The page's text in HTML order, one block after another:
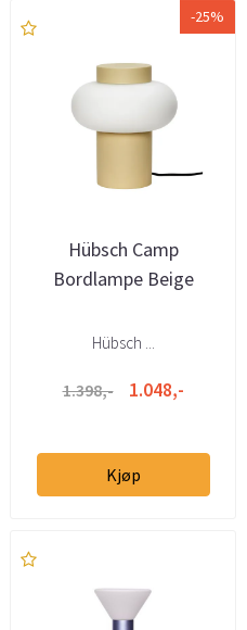
-25%
Hübsch Camp
Bordlampe Beige
Hübsch ...
1.398,- 1.048,-
Kjøp